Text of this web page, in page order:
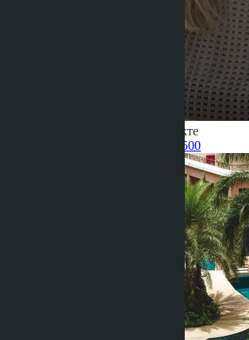
Получить информацию об объекте
+66 80 006 4500